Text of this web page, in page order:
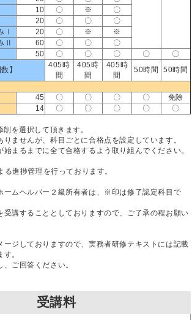
10 〇 ※
〇
20 〇 〇
〇
Ⅰ
20 〇 ※
※
Ⅱ
60 〇 〇
〇
50 〇 〇 〇 〇
〇
】
405時
間
405時
間
405時
間
50時間
50時間
45 〇 〇 〇 〇
免除
14 〇 〇 〇 〇
〇
を選択して頂きます。
ませんが、科目ごとに合格点を設定しています。
まるまでに全て合格するよう取り組んでください。
進捗管理を行っております。
ームヘルパー２級所有者は、※印は修了認定科目で
受講することとしておりますので、ご了承の程お願い
ージしておりますので、実務者研修テキストには記載
。
ご回答ください。
受講料